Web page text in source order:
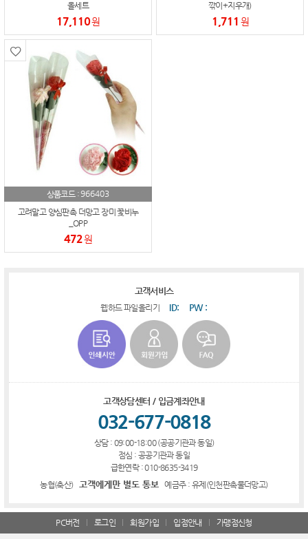
올세트
17,110원
깎이+지우개)
1,711 원
상품코드 :966403
고려말고 양심판촉 더망고 장미 꽃비누
_OPP
472원
고객서비스
웹하드 파일올리기 ID: PW :
고객상담센터 / 입금계좌안내
032-677-0818
상담 : 09:00-18:00 (공공기관과 동일)
점심 : 공공기관과 동일
급한연락 : 010-8635-3419
농협(축산) 고객에게만 별도 통보 예금주 : 유제(인천판촉물더망고)
PC버전 로그인 회원가입 입점안내 가맹점신청